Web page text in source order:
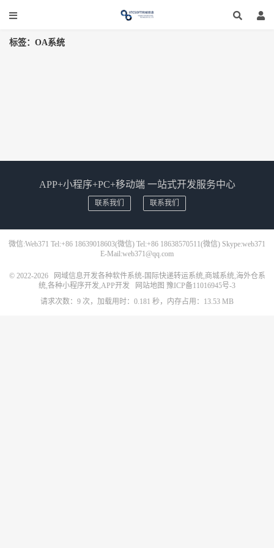
标签：OA系统
APP+小程序+PC+移动端 一站式开发服务中心
联系我们 联系我们
微信:Web371 Tel:+86 18639018603(微信) Tel:+86 18638570511(微信) Skype:web371
E-Mail:web371@qq.com
© 2022-2026
网域信息开发各种软件系统-国际快递转运系统,商城系统,海外仓系
统,各种小程序开发,APP开发
网站地图 豫ICP备11016945号-3
请求次数：9 次，加载用时：0.181 秒，内存占用：13.53 MB